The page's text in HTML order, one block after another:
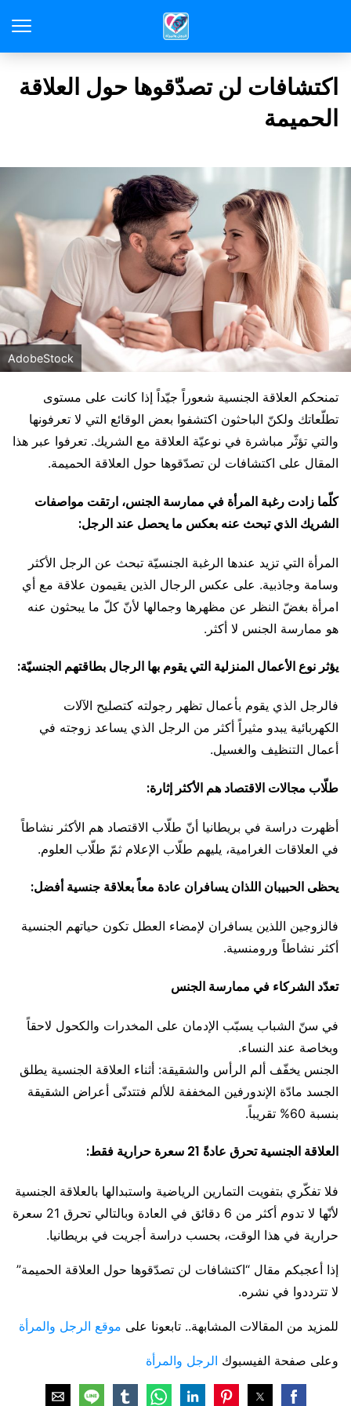
اكتشافات لن تصدّقوها حول العلاقة
الحميمة
AdobeStock
تمنحكم العلاقة الجنسية شعوراً جيّداً إذا كانت على مستوى
تطلّعاتك ولكنّ الباحثون اكتشفوا بعض الوقائع التي لا تعرفونها
والتي تؤثّر مباشرة في نوعيّة العلاقة مع الشريك. تعرفوا عبر هذا
المقال على اكتشافات لن تصدّقوها حول العلاقة الحميمة.
كلّما زادت رغبة المرأة في ممارسة الجنس، ارتقت مواصفات
الشريك الذي تبحث عنه بعكس ما يحصل عند الرجل:
المرأة التي تزيد عندها الرغبة الجنسيّة تبحث عن الرجل الأكثر
وسامة وجاذبية. على عكس الرجال الذين يقيمون علاقة مع أي
امرأة بغضّ النظر عن مظهرها وجمالها لأنّ كلّ ما يبحثون عنه
هو ممارسة الجنس لا أكثر.
يؤثر نوع الأعمال المنزلية التي يقوم بها الرجال بطاقتهم الجنسيّة:
فالرجل الذي يقوم بأعمال تظهر رجولته كتصليح الآلات
الكهربائية يبدو مثيراً أكثر من الرجل الذي يساعد زوجته في
أعمال التنظيف والغسيل.
طلّاب مجالات الاقتصاد هم الأكثر إثارة:
أظهرت دراسة في بريطانيا أنّ طلّاب الاقتصاد هم الأكثر نشاطاً
في العلاقات الغرامية، يليهم طلّاب الإعلام ثمّ طلّاب العلوم.
يحظى الحبيبان اللذان يسافران عادة معاً بعلاقة جنسية أفضل:
فالزوجين اللذين يسافران لإمضاء العطل تكون حياتهم الجنسية
أكثر نشاطاً ورومنسية.
تعدّد الشركاء في ممارسة الجنس
في سنّ الشباب يسبّب الإدمان على المخدرات والكحول لاحقاً
وبخاصة عند النساء.
الجنس يخفّف ألم الرأس والشقيقة: أثناء العلاقة الجنسية يطلق
الجسد مادّة الإندورفين المخففة للألم فتتدنّى أعراض الشقيقة
بنسبة 60% تقريباً.
العلاقة الجنسية تحرق عادةً 21 سعرة حرارية فقط:
فلا تفكّري بتفويت التمارين الرياضية واستبدالها بالعلاقة الجنسية
لأنّها لا تدوم أكثر من 6 دقائق في العادة وبالتالي تحرق 21 سعرة
حرارية في هذا الوقت، بحسب دراسة أجريت في بريطانيا.
إذا أعجبكم مقال “اكتشافات لن تصدّقوها حول العلاقة الحميمة”
لا تترددوا في نشره.
للمزيد من المقالات المشابهة.. تابعونا على موقع الرجل والمرأة
وعلى صفحة الفيسبوك الرجل والمرأة